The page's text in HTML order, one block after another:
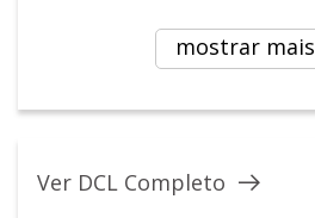
mostrar mais
Ver DCL Completo